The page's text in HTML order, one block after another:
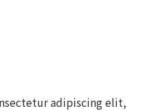
adipiscing elit,